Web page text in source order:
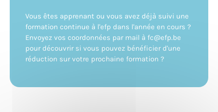
Vous êtes apprenant ou vous avez déjà suivi une
formation continue à l'efp dans l'année en cours ?
Envoyez vos coordonnées par mail à fc@efp.be
pour découvrir si vous pouvez bénéficier d'une
réduction sur votre prochaine formation ?